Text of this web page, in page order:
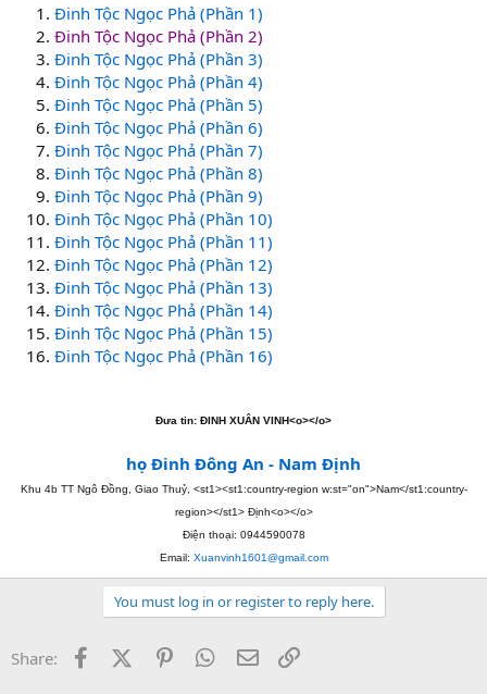
Đinh Tộc Ngọc Phả (Phần 1)
Đinh Tộc Ngọc Phả (Phần 2)
Đinh Tộc Ngọc Phả (Phần 3)
Đinh Tộc Ngọc Phả (Phần 4)
Đinh Tộc Ngọc Phả (Phần 5)
Đinh Tộc Ngọc Phả (Phần 6)
Đinh Tộc Ngọc Phả (Phần 7)
Đinh Tộc Ngọc Phả (Phần 8)
Đinh Tộc Ngọc Phả (Phần 9)
Đinh Tộc Ngọc Phả (Phần 10)
Đinh Tộc Ngọc Phả (Phần 11)
Đinh Tộc Ngọc Phả (Phần 12)
Đinh Tộc Ngọc Phả (Phần 13)
Đinh Tộc Ngọc Phả (Phần 14)
Đinh Tộc Ngọc Phả (Phần 15)
Đinh Tộc Ngọc Phả (Phần 16)
Đưa tin: ĐINH XUÂN VINH<o></o>
họ Đinh Đông An - Nam Định
Khu 4b TT Ngô Đồng, Giao Thuỷ, <st1><st1:country-region w:st="on">Nam</st1:country-
region></st1> Định<o></o>
Điện thoại: 0944590078
Email: Xuanvinh1601@gmail.com
You must log in or register to reply here.
Share: FacebookX (Twitter)PinterestWhatsApp
Email